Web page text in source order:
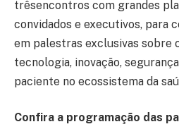
trêsencontros com grandes
convidados e executivos, para
em palestras exclusivas sobre
tecnologia, inovação,
paciente no ecossistema da
Confira a programação das